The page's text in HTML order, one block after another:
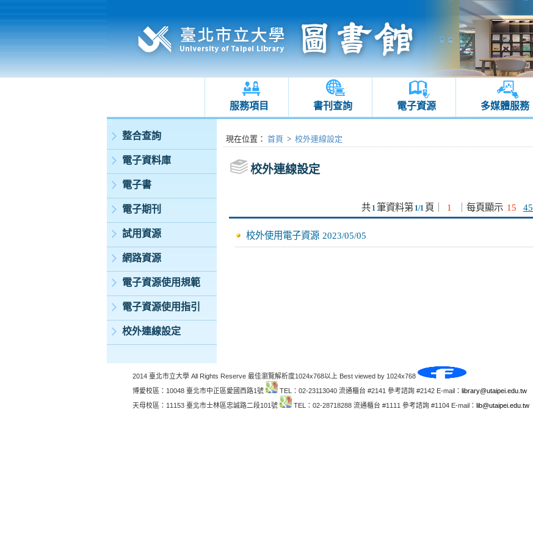
服務項目 書刊查詢 電子資源 多媒體服務
:::
整合查詢
電子資料庫
電子書
電子期刊
試用資源
網路資源
電子資源使用規範
電子資源使用指引
校外連線設定
:::現在位置 ： 首頁 > 校外連線設定
校外連線設定
共 1筆資料第 1/1 頁 1 每頁顯示 15 45
校外使用電子資源 2023/05/05
2014 臺北市立大學 All Rights Reserve 最佳瀏覽解析度1024x768以上 Best viewed by 1024x768
博愛校區：10048 臺北市中正區愛國西路1號
TEL：02-23113040 流通櫃台 #2141 參考諮詢 #2142 E-mail： library@utaipei.edu.tw
天母校區：11153 臺北市士林區忠誠路二段101號
TEL：02-28718288 流通櫃台 #1111 參考諮詢 #1104 E-mail： lib@utaipei.edu.tw